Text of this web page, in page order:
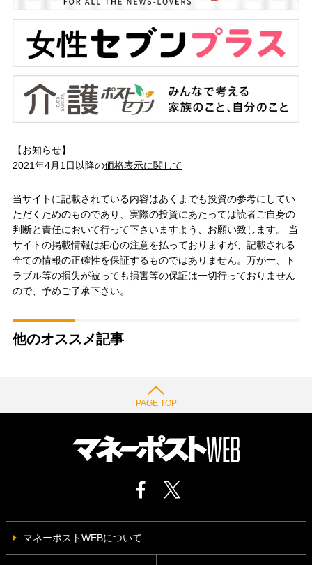
【お知らせ】
2021年4月1日以降の価格表示に関して
当サイトに記載されている内容はあくまでも投資の参考にしてい
ただくためのものであり、実際の投資にあたっては読者ご自身の
判断と責任において行って下さいますよう、お願い致します。 当
サイトの掲載情報は細心の注意を払っておりますが、記載される
全ての情報の正確性を保証するものではありません。万が一、ト
ラブル等の損失が被っても損害等の保証は一切行っておりません
ので、予めご了承下さい。
他のオススメ記事
PAGE TOP
マネーポストWEBについて